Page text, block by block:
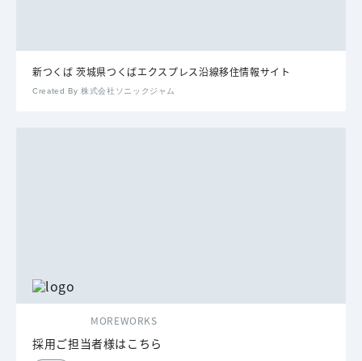
新つくば 茨城県つくばエクスプレス沿線移住情報サイト
Created By 株式会社ソニックジャム
MOREWORKS
採用ご担当者様はこちら